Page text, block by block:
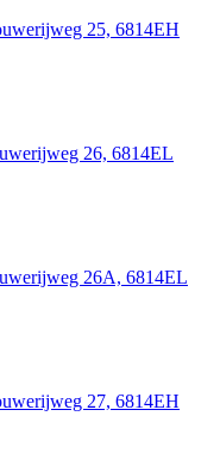
25, 6814EH
26, 6814EL
26A, 6814EL
27, 6814EH